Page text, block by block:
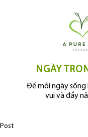
Để mỗi ngày
vui và đầy
NGÀY
Post